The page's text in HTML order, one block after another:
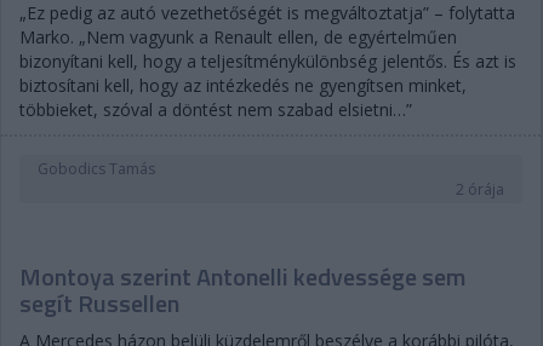
„Ez pedig az autó vezethetőségét is megváltoztatja” – folytatta
Marko. „Nem vagyunk a Renault ellen, de egyértelműen
bizonyítani kell, hogy a teljesítménykülönbség jelentős. És azt is
biztosítani kell, hogy az intézkedés ne gyengítsen minket,
többieket, szóval a döntést nem szabad elsietni…”
Gobodics Tamás
2 órája
Montoya szerint Antonelli kedvessége sem
segít Russellen
A Mercedes házon belüli küzdelemről beszélve a korábbi pilóta,